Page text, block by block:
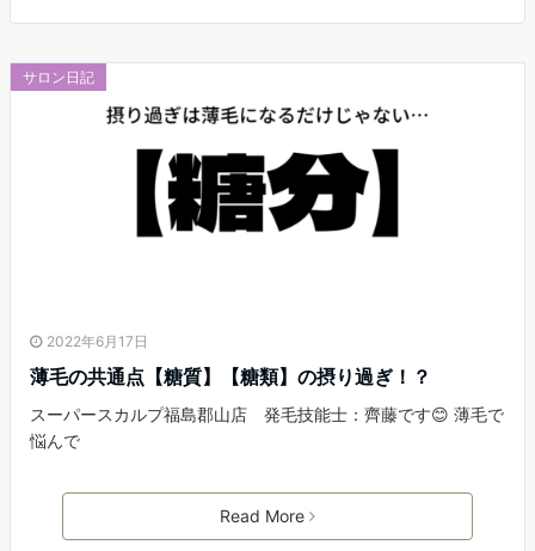
サロン日記
2022年6月17日
薄毛の共通点【糖質】【糖類】の摂り過ぎ！？
スーパースカルプ福島郡山店 発毛技能士：齊藤です😊 薄毛で
悩んで
Read More